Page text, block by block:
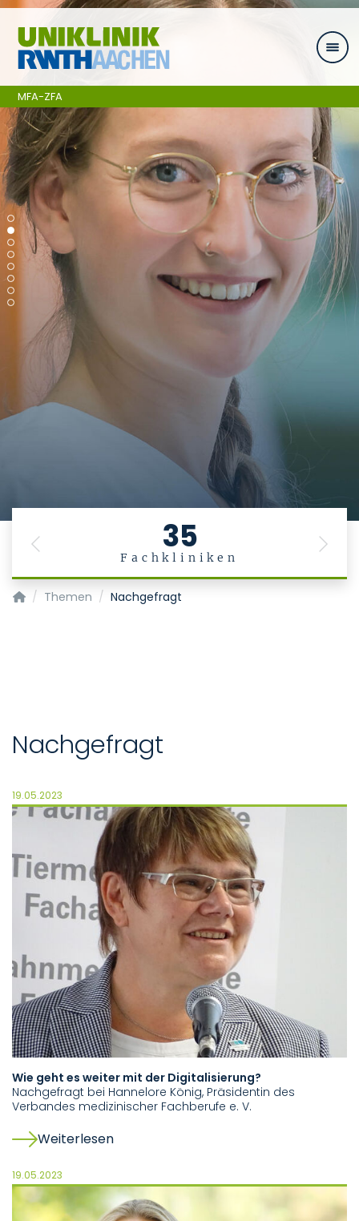
Zum Inhalt springen
35
Fachkliniken
Previous Next
MFA-ZFA
Medizinische und zahnmedizinische Fachangestellte
Themen Nachgefragt
Nachgefragt
19.05.2023
Wie geht es weiter mit der Digitalisierung?
Nachgefragt bei Hannelore König, Präsidentin des
Verbandes medizinischer Fachberufe e. V.
Weiterlesen
19.05.2023